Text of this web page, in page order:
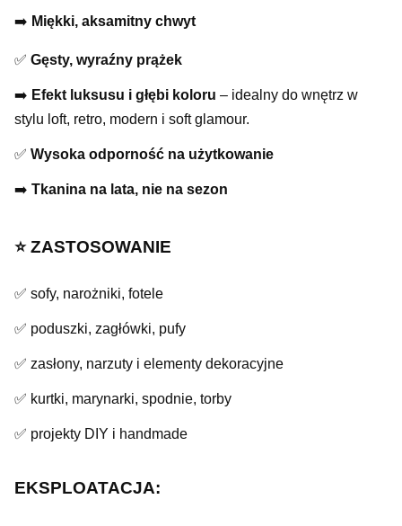
➡️ Miękki, aksamitny chwyt
✅ Gęsty, wyraźny prążek
➡️ Efekt luksusu i głębi koloru – idealny do wnętrz w
stylu loft, retro, modern i soft glamour.
✅ Wysoka odporność na użytkowanie
➡️ Tkanina na lata, nie na sezon
⭐️ ZASTOSOWANIE
✅ sofy, narożniki, fotele
✅ poduszki, zagłówki, pufy
✅ zasłony, narzuty i elementy dekoracyjne
✅ kurtki, marynarki, spodnie, torby
✅ projekty DIY i handmade
EKSPLOATACJA: